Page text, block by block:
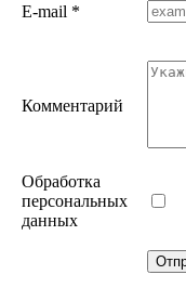
E-mail *
Комментарий
Обработка
персональных
данных